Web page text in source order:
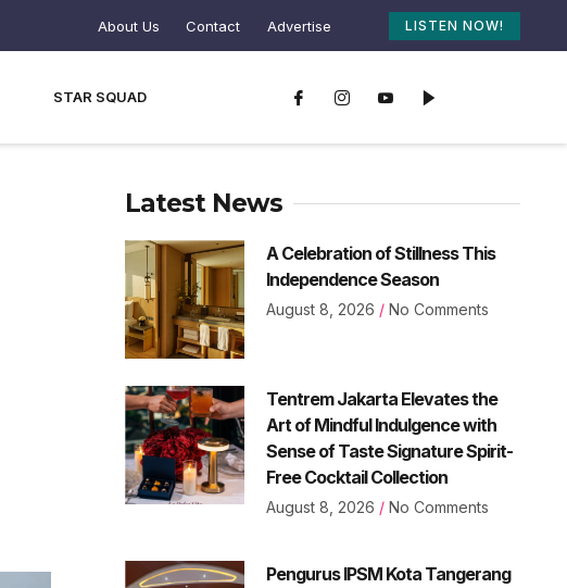
About Us Contact Advertise LISTEN NOW!
STAR SQUAD
Latest News
A Celebration of Stillness This
Independence Season
August 8, 2026 No Comments
Tentrem Jakarta Elevates the
Art of Mindful Indulgence with
Sense of Taste Signature Spirit-
Free Cocktail Collection
August 8, 2026 No Comments
Pengurus IPSM Kota Tangerang